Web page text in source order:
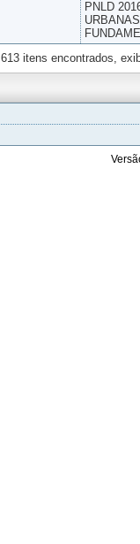
PNLD
613 itens encontrados,